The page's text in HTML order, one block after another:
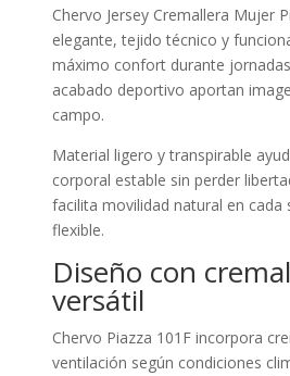
Chervo Jersey Cremallera Mujer
elegante, tejido técnico y
máximo confort durante
acabado deportivo aportan
campo.
Material ligero y transpirable
corporal estable sin perder
facilita movilidad natural en
flexible.
Diseño con
versátil
Chervo Piazza 101F incorpora
ventilación según condiciones